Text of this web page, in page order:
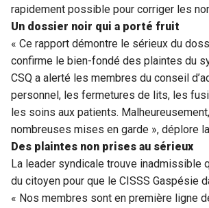
rapidement possible pour corriger les
Un dossier noir qui a porté fruit
« Ce rapport démontre le sérieux du
confirme le bien-fondé des plaintes du
CSQ a alerté les membres du conseil
personnel, les fermetures de lits, les
les soins aux patients.
nombreuses mises en garde », déplore
Des plaintes non prises au sérieux
La leader syndicale trouve inadmissible
du citoyen pour que le CISSS Gaspésie
« Nos membres sont en première ligne